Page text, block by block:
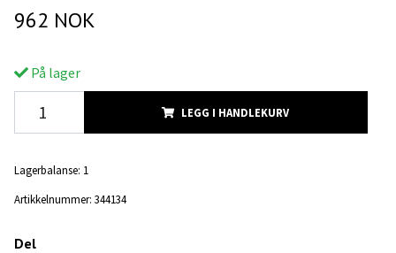
962 NOK
På lager
LEGG I HANDLEKURV
Lagerbalanse: 1
Artikkelnummer: 344134
Del